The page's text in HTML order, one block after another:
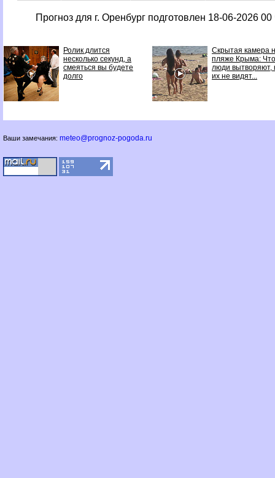
Прогноз для г. Оренбург подготовлен 18-06-2026 00
Ролик длится
несколько секунд, а
смеяться вы будете
долго
Скрытая камера
пляже Крыма: Что
люди вытворяют,
их не видят...
Ваши замечания: meteo@prognoz-pogoda.ru